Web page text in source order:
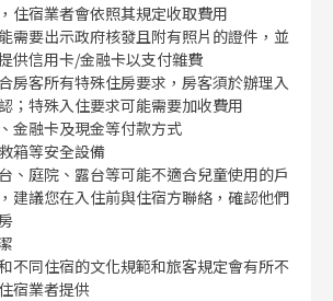
住宿業者會依照其規定收取費用
需要出示政府核發且附有照片的證件，並
供信用卡/金融卡以支付雜費
房客所有特殊住房要求，房客須於辦理入
；特殊入住要求可能需要加收費用
金融卡及現金等付款方式
箱等安全設備
、庭院、露台等可能不適合兒童使用的戶
建議您在入住前與住宿方聯絡，確認他們
不同住宿的文化規範和旅客規定會有所不
宿業者提供